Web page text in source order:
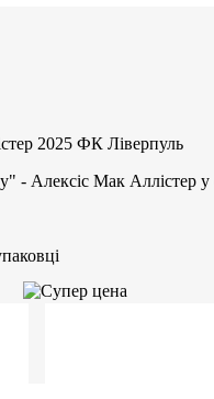
2025 ФК Ліверпуль
- Алексіс Мак